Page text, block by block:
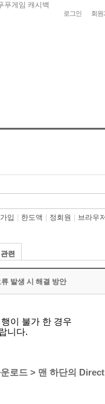
로그인 회원
입 한도액 정회원 브라우저
련
발생 시 해결 방안
이 불가 한 경우
니다.
로드 > 맨 하단의 Direct